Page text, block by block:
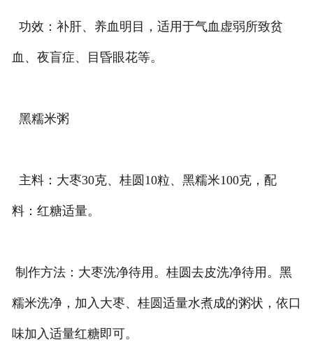
功效：补肝、养血明目，适用于气血虚弱所致贫
血、夜盲症、目昏眼花等。
黑糯米粥
主料：大枣30克、桂圆10粒、黑糯米100克，配
料：红糖适量。
制作方法：大枣洗净待用。桂圆去皮洗净待用。黑
糯米洗净，加入大枣、桂圆适量水煮成的粥状，依口
味加入适量红糖即可。